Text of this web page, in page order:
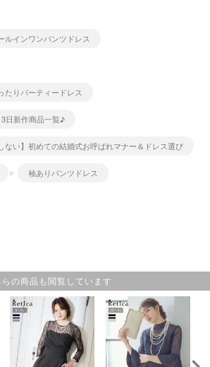
ルインワンパンツドレス
たりパーティードレス
日新作商品一覧♪
ない】初めての結婚式お呼ばれマナー＆ドレス選び
袖ありパンツドレス
の商品も閲覧しています